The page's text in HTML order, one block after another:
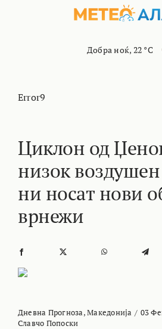
КОНТАКТ
Добра ноќ, 22 °C
Error9
Циклон од
низок
ни носат нови
врнежи
Дневна Прогноза,Македонија / 03
Славчо Попоски